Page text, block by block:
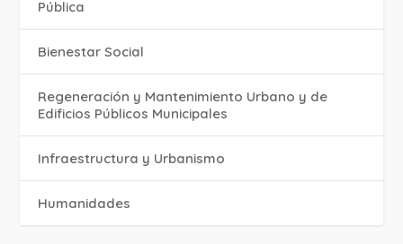
Pública
Bienestar Social
Regeneración y Mantenimiento Urbano y de
Edificios Públicos Municipales
Infraestructura y Urbanismo
Humanidades